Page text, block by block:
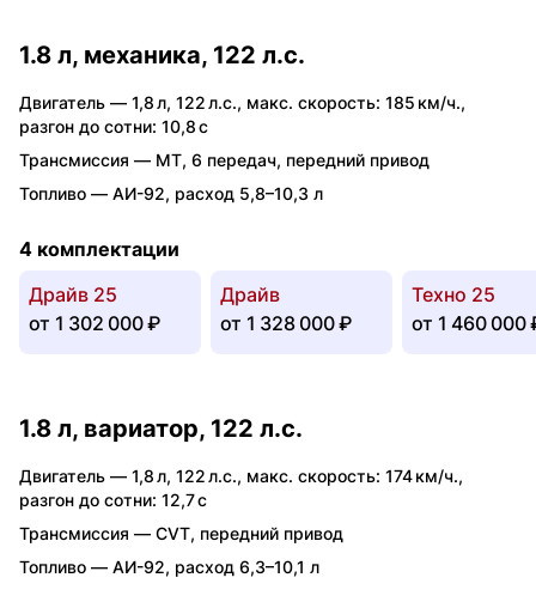
1.8 л, механика, 122 л.с.
Двигатель — 1,8 л, 122 л.с., макс. скорость: 185 км/ч.,
разгон до сотни: 10,8 с
Трансмиссия — MT, 6 передач, передний привод
Топливо — АИ-92, расход 5,8–10,3 л
4 комплектации
Драйв 25
от 1 302 000 ₽
Драйв
от 1 328 000 ₽
Техно 25
от 1 460 000
1.8 л, вариатор, 122 л.с.
Двигатель — 1,8 л, 122 л.с., макс. скорость: 174 км/ч.,
разгон до сотни: 12,7 с
Трансмиссия — CVT, передний привод
Топливо — АИ-92, расход 6,3–10,1 л